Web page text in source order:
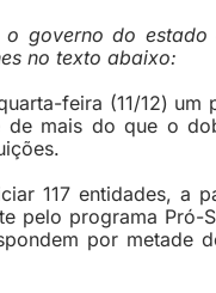
governo do
no texto abaixo:
feira (11/12)
de mais do que o
117 entidades, a
pelo programa Pró-
por metade